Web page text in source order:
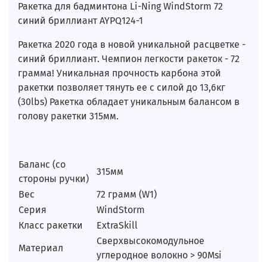
Ракетка для бадминтона Li-Ning WindStorm 72
синий бриллиант AYPQ124-1
Ракетка 2020 года в новой уникальной расцветке -
синий бриллиант. Чемпион легкости ракеток - 72
грамма! Уникальная прочность карбона этой
ракетки позволяет тянуть ее с силой до 13,6кг
(30lbs) Ракетка обладает уникальным балансом в
голову ракетки 315мм.
Баланс (со
стороны ручки)
315мм
Вес
72 грамм (W1)
Серия
WindStorm
Класс ракетки
ExtraSkill
Материал
Сверхвысокомодульное
углеродное волокно > 90Msi